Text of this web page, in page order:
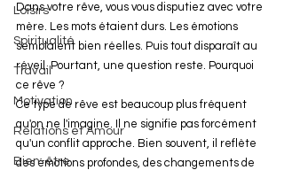
Loisirs
Spiritualité
Travail
Motivation
Relations et Amour
Bien-être
Dans votre rêve, vous vous disputiez avec votre
mère. Les mots étaient durs. Les émotions
semblaient bien réelles. Puis tout disparaît au
réveil. Pourtant, une question reste. Pourquoi
ce rêve ?
Ce type de rêve est beaucoup plus fréquent
qu'on ne l'imagine. Il ne signifie pas forcément
qu'un conflit approche. Bien souvent, il reflète
des émotions profondes, des changements de